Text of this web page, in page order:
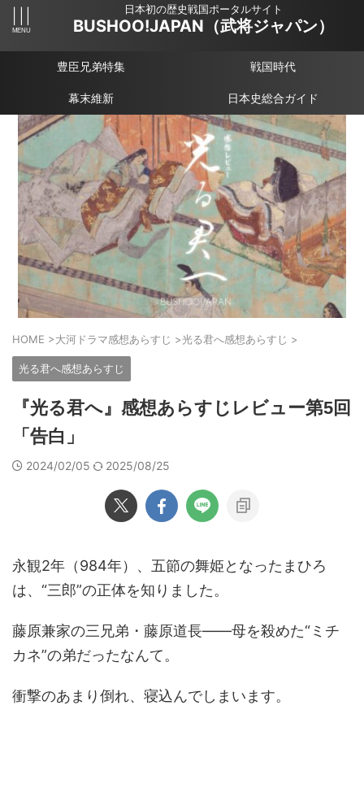
日本初の歴史戦国ポータルサイト
BUSHOO!JAPAN（武将ジャパン）
豊臣兄弟特集 戦国時代
幕末維新 日本史総合ガイド
HOME >大河ドラマ感想あらすじ >光る君へ感想あらすじ >
光る君へ感想あらすじ
『光る君へ』感想あらすじレビュー第5回
「告白」
2024/02/05 2025/08/25
永観2年（984年）、五節の舞姫となったまひろ
は、“三郎”の正体を知りました。
藤原兼家の三兄弟・藤原道長――母を殺めた“ミチ
カネ”の弟だったなんて。
衝撃のあまり倒れ、寝込んでしまいます。